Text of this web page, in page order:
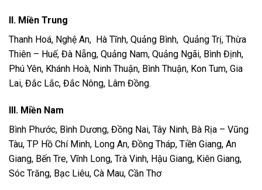
II. Miền Trung
Thanh Hoá, Nghệ An, Hà Tĩnh, Quảng Bình, Quảng Trị, Thừa
Thiên – Huế, Đà Nẵng, Quảng Nam, Quảng Ngãi, Bình Định,
Phú Yên, Khánh Hoà, Ninh Thuận, Bình Thuận, Kon Tum, Gia
Lai, Đắc Lắc, Đắc Nông, Lâm Đồng.
III. Miền Nam
Bình Phước, Bình Dương, Đồng Nai, Tây Ninh, Bà Rịa – Vũng
Tàu, TP Hồ Chí Minh, Long An, Đồng Tháp, Tiền Giang, An
Giang, Bến Tre, Vĩnh Long, Trà Vinh, Hậu Giang, Kiên Giang,
Sóc Trăng, Bạc Liêu, Cà Mau, Cần Thơ